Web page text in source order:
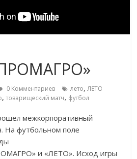
0 Комментариев лето,ЛЕТО
,товарищеский матч, футбол
межкорпоративный
На футбольном поле
» и «ЛЕТО». Исход игры